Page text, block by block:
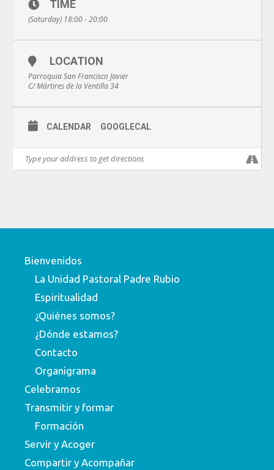
TIME
(Saturday) 18:00 - 20:00
LOCATION
Parroquia San Francisco Javier
C/ Mártires de la Ventilla 34
CALENDAR GOOGLECAL
Bienvenidos
La Unidad Pastoral Padre Rubio
Espiritualidad
¿Quiénes somos?
¿Dónde estamos?
Contacto
Organigrama
Celebramos
Transmitir y formar
Formación
Servir y Acoger
Compartir y Acompañar